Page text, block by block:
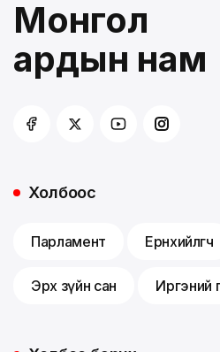
Монгол
ардын нам
Холбоос
Парламент Ерөнхийлөгч
Эрх зүйн сан Иргэний